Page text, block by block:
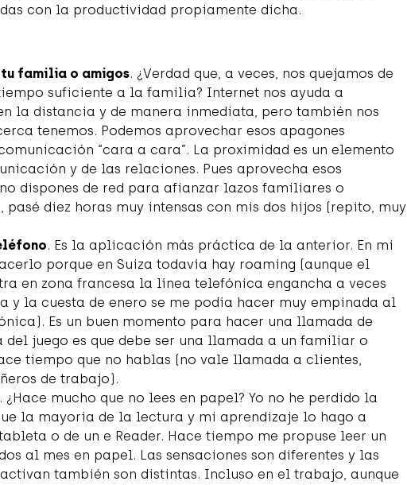
con la productividad propiamente dicha.
tu familia o amigos. ¿Verdad que, a veces, nos quejamos de
suficiente a la familia? Internet nos ayuda a
la distancia y de manera inmediata, pero también nos
tenemos. Podemos aprovechar esos apagones
“cara a cara”. La proximidad es un elemento
y de las relaciones. Pues aprovecha esos
dispones de red para afianzar lazos familiares o
pasé diez horas muy intensas con mis dos hijos (repito, muy
. Es la aplicación más práctica de la anterior. En mi
porque en Suiza todavía hay roaming (aunque el
en zona francesa la línea telefónica engancha a veces
y la cuesta de enero se me podía hacer muy empinada al
Es un buen momento para hacer una llamada de
del juego es que debe ser una llamada a un familiar o
tiempo que no hablas (no vale llamada a clientes,
de trabajo).
. ¿Hace mucho que no lees en papel? Yo no he perdido la
la mayoría de la lectura y mi aprendizaje lo hago a
o de un e Reader. Hace tiempo me propuse leer un
al mes en papel. Las sensaciones son diferentes y las
activan también son distintas. Incluso en el trabajo, aunque